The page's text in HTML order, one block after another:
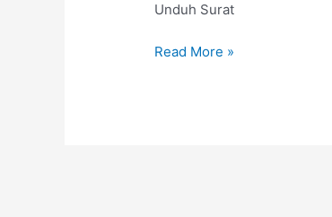
Unduh Surat
PTkes
Tahun
Read More »